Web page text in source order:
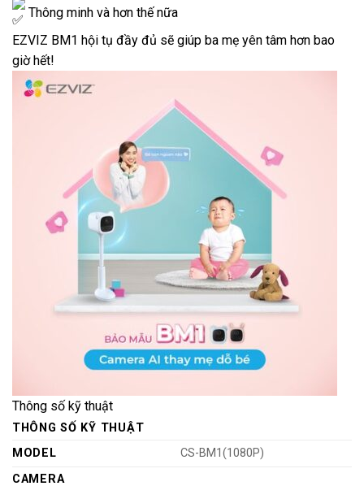
Thông minh và hơn thế nữa
EZVIZ BM1 hội tụ đầy đủ sẽ giúp ba mẹ yên tâm hơn bao
giờ hết!
Thông số kỹ thuật
THÔNG SỐ KỸ THUẬT
MODEL
CS-BM1(1080P)
CAMERA